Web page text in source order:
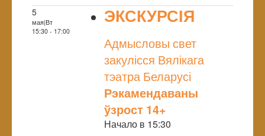
5
мая|Вт
15:30 - 17:00
ЭКСКУРСІЯ
Адмысловы свет
закулісся Вялікага
тэатра Беларусі
Рэкамендаваны
ўзрост 14+
Начало в 15:30